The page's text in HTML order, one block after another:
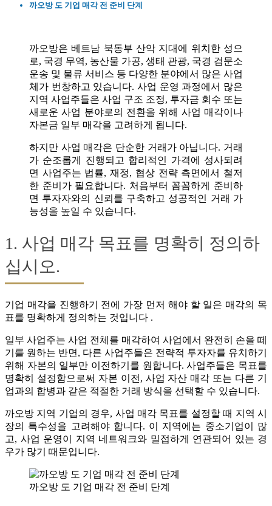
까오방 도 기업 매각 전 준비 단계
까오방은 베트남 북동부 산악 지대에 위치한 성으
로, 국경 무역, 농산물 가공, 생태 관광, 국경 검문소
운송 및 물류 서비스 등 다양한 분야에서 많은 사업
체가 번창하고 있습니다. 사업 운영 과정에서 많은
지역 사업주들은 사업 구조 조정, 투자금 회수 또는
새로운 사업 분야로의 전환을 위해 사업 매각이나
자본금 일부 매각을 고려하게 됩니다.
하지만 사업 매각은 단순한 거래가 아닙니다. 거래
가 순조롭게 진행되고 합리적인 가격에 성사되려
면 사업주는 법률, 재정, 협상 전략 측면에서 철저
한 준비가 필요합니다. 처음부터 꼼꼼하게 준비하
면 투자자와의 신뢰를 구축하고 성공적인 거래 가
능성을 높일 수 있습니다.
1. 사업 매각 목표를 명확히 정의하
십시오.
기업 매각을 진행하기 전에 가장 먼저 해야 할 일은 매각의 목
표를 명확하게 정의하는 것입니다 .
일부 사업주는 사업 전체를 매각하여 사업에서 완전히 손을 떼
기를 원하는 반면, 다른 사업주들은 전략적 투자자를 유치하기
위해 자본의 일부만 이전하기를 원합니다. 사업주들은 목표를
명확히 설정함으로써 자본 이전, 사업 자산 매각 또는 다른 기
업과의 합병과 같은 적절한 거래 방식을 선택할 수 있습니다.
까오방 지역 기업의 경우, 사업 매각 목표를 설정할 때 지역 시
장의 특수성을 고려해야 합니다. 이 지역에는 중소기업이 많
고, 사업 운영이 지역 네트워크와 밀접하게 연관되어 있는 경
우가 많기 때문입니다.
까오방 도 기업 매각 전 준비 단계